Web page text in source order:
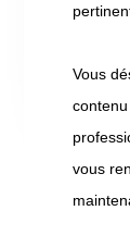
Vous
vous